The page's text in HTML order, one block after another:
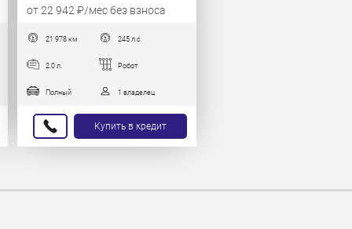
от 22 942 ₽/мес без взноса
21 978 км 245 л.с.
2.0 л. Робот
Полный 1 владелец
Купить в кредит